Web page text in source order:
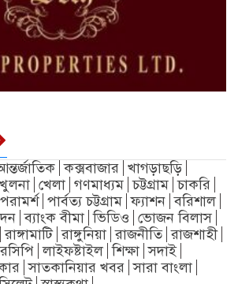
কক্সবাজার খাগড়াছড়ি
খুলনা খেলা গণমাধ্যম চট্টগ্রাম চাকরি
পরামর্শ পার্বত্য চট্টগ্রাম ফ্যাশন বরিশাল
ব্যাংক বীমা ভিডিও ভোজন বিলাস
রাঙ্গামাটি রাঙ্গুনিয়া রাজনীতি রাজশাহী
লাইফষ্টাইল শিক্ষা সদাই
সাতকানিয়ার খবর সারা বাংলা